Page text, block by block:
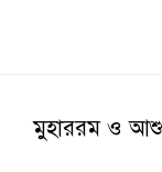
মুহাররম ও